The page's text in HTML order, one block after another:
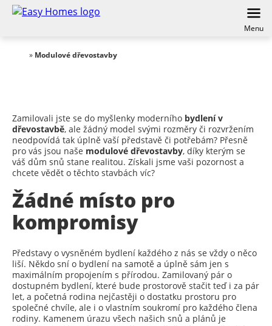
Menu
» Modulové dřevostavby
Zamilovali jste se do myšlenky moderního bydlení v
dřevostavbě, ale žádný model svými rozměry či rozvržením
neodpovídá tak úplně vaší představě či potřebám? Přesně
pro vás jsou naše modulové dřevostavby, díky kterým se
váš dům snů stane realitou. Získali jsme vaši pozornost a
chcete vědět o těchto stavbách víc?
Žádné místo pro
kompromisy
Představy o vysněném bydlení každého z nás se vždy o něco
liší. Někdo sní o bydlení na samotě a úplně sám jen s
maximálním propojením s přírodou. Zamilovaný pár o
dostupném bydlení, které bude prostorově stačit teď i za pár
let, a početná rodina nejčastěji o dostatku prostoru pro
společné chvíle, ale i o vlastním soukromí pro každého člena
rodiny. Kamenem úrazu všech našich snů a plánů je